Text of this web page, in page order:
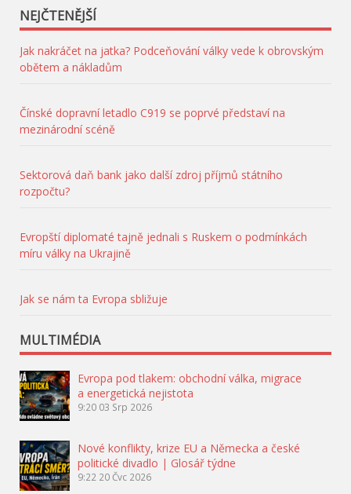
NEJČTENĚJŠÍ
Jak nakráčet na jatka? Podceňování války vede k obrovským
obětem a nákladům
Čínské dopravní letadlo C919 se poprvé představí na
mezinárodní scéně
Sektorová daň bank jako další zdroj příjmů státního
rozpočtu?
Evropští diplomaté tajně jednali s Ruskem o podmínkách
míru války na Ukrajině
Jak se nám ta Evropa sbližuje
MULTIMÉDIA
Evropa pod tlakem: obchodní válka, migrace
a energetická nejistota
9:20 03 Srp 2026
Nové konflikty, krize EU a Německa a české
politické divadlo | Glosář týdne
9:22 20 Čvc 2026